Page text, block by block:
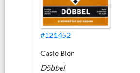
#121452
Casle Bier
Döbbel